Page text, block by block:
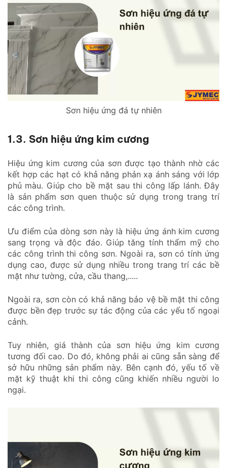
Sơn hiệu ứng đá tự nhiên
1.3. Sơn hiệu ứng kim cương
Hiệu ứng kim cương của sơn được tạo thành nhờ các
kết hợp các hạt có khả năng phản xạ ánh sáng với lớp
phủ màu. Giúp cho bề mặt sau thi công lấp lánh. Đây
là sản phẩm sơn quen thuộc sử dụng trong trang trí
các công trình.
Ưu điểm của dòng sơn này là hiệu ứng ánh kim cương
sang trọng và độc đáo. Giúp tăng tính thẩm mỹ cho
các công trình thi công sơn. Ngoài ra, sơn có tính ứng
dụng cao, được sử dụng nhiều trong trang trí các bề
mặt như tường, cửa, cầu thang,.....
Ngoài ra, sơn còn có khả năng bảo vệ bề mặt thi công
được bền đẹp trước sự tác động của các yếu tố ngoại
cảnh.
Tuy nhiên, giá thành của sơn hiệu ứng kim cương
tương đối cao. Do đó, không phải ai cũng sẵn sàng để
sở hữu những sản phẩm này. Bên cạnh đó, yếu tố về
mặt kỹ thuật khi thi công cũng khiến nhiều người lo
ngại.